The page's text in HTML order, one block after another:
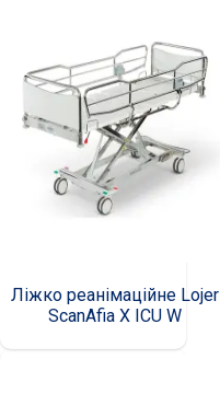
Ліжко реанімаційне Lojer
ScanAfia X ICU W